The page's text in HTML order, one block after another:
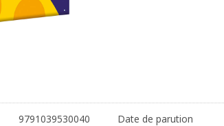
9791039530040
Date de parution